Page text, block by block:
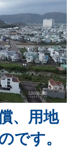
、用地
です。